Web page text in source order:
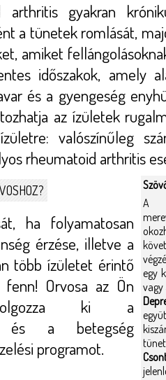
gyakran
a tünetek romlását,
amiket
időszakok, amely
és a gyengeség
az ízületek
valószínűleg
rheumatoid arthritis
A
egy
vagy
ha folyamatosan
érzése, illetve a
több ízületet érintő
Orvosa az Ön
dolgozza ki a
és a betegség
programot.